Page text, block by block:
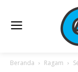
Beranda Ragam